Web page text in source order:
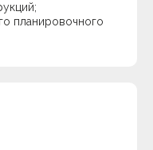
планировочного